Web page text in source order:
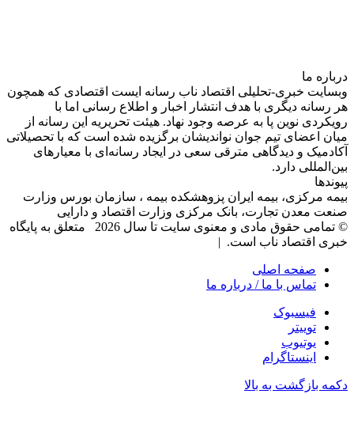
درباره‌ ما
وبسایت خبری-تحلیلی اقتصاد ناب رسانه‌ ایست اقتصادی که همچون
هر رسانه دیگری با هدف انتشار اخبار و اطلاع رسانی اما با
رویکردی نوین پا به عرصه وجود نهاد. هیئت تحریریه این رسانه از
میان اعضای تیم جوان نواندیشان برگزیده شده است که با تحصیلاتی
آکادمیک و دیدگاهی‌ مترقی سعی در ایجاد رسانه‌ای با معیار‌های
بین‌المللی دارد.
پیوندها
بیمه مرکزی، بیمه ایران پزوهشکده بیمه ، سازمان بورس وزارت
صنعت معدن تجارت، بانک مرکزی وزارت اقتصاد و دارایی
© تمامی حقوق مادی و معنوی سایت تا سال 2026 متعلق به پایگاه
خبری اقتصاد ناب است. |
صفحه اصلی
تماس با ما / درباره ما
فیسبوک
توییتر
یوتیوب
اینستاگرام
دکمه بازگشت به بالا